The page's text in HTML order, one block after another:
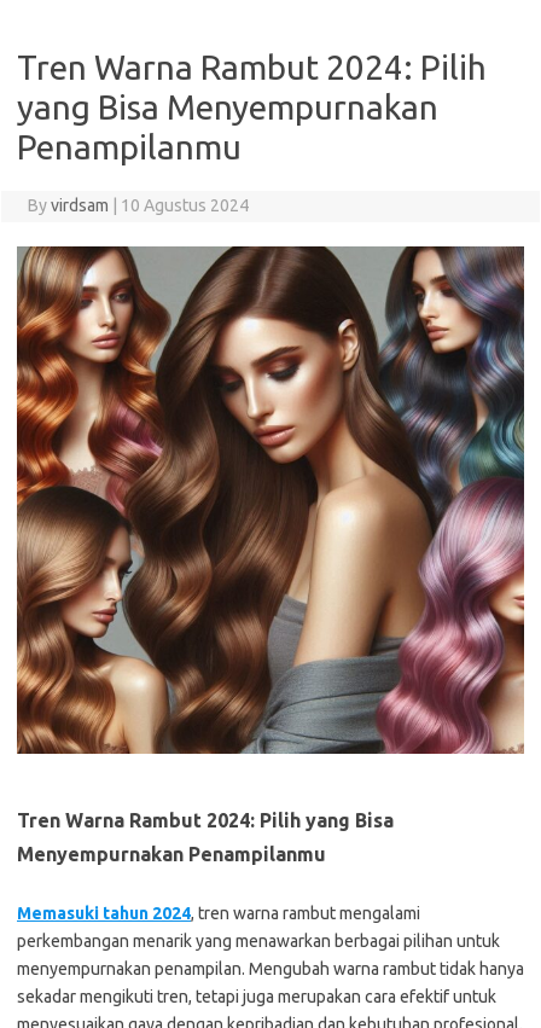
Tren Warna Rambut 2024: Pilih
yang Bisa Menyempurnakan
Penampilanmu
Byvirdsam 10 Agustus 2024
Tren Warna Rambut 2024: Pilih yang Bisa
Menyempurnakan Penampilanmu
Memasuki tahun 2024, tren warna rambut mengalami
perkembangan menarik yang menawarkan berbagai pilihan untuk
menyempurnakan penampilan. Mengubah warna rambut tidak hanya
sekadar mengikuti tren, tetapi juga merupakan cara efektif untuk